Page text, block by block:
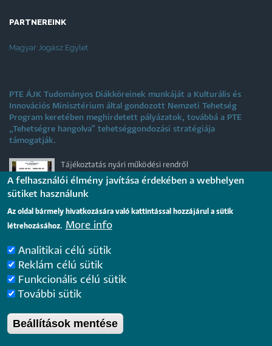
PARTNEREINK
Magyar Jogász Egylet
PTE ÁJK Tudományos Diákköreinek munkáját a Kulturális és
Innovációs Minisztérium által gondozott Nemzeti Tehetség
Program keretében meghirdetett pályázatok, továbbá a PTE
„Tehetségre hangolva” tehetséggondozási stratégiája
támogatják.
Tájékoztatás nyári működési rendről
2026. július 31.
Internationale rechtsvergleichende Konferenz für junge
Juristinnen und Juristen in Győr – Bewerbungsfrist: 25.
August 2026
2026. július 28.
és Innovációs Igazgatóság
A felhasználói élmény javítása érdekében a webhelyen
sütiket használunk
Az oldal bármely hivatkozására való kattintással hozzájárul a sütik
létrehozásához. More info
Analitikai célú sütik
Reklám célú sütik
Funkcionális célú sütik
További sütik
Beállítások mentése